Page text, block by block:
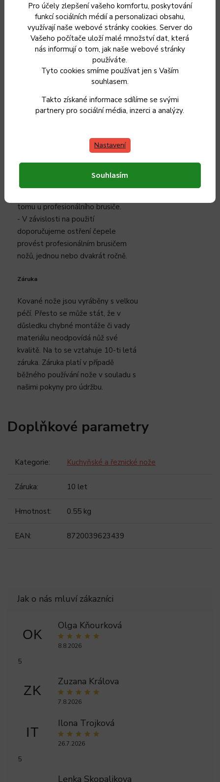
Pro účely zlepšení vašeho komfortu, poskytování
funkcí sociálních médií a personalizaci obsahu,
využívají naše webové stránky cookies. Server do
Vašeho počítače uloží malé množství dat, která
nás informují o tom, jak naše webové stránky
používáte.
Tyto cookies smíme používat jen s Vaším
souhlasem.
Takto získané informace sdílíme se svými
partnery pro sociální média, inzerci a analýzy.
Nastavení
Souhlasím
zeleniny, masa, ryb a chleba.
- Nepoužívejte nože ke krájení kostí
nebo mražených potravin.
- Přednostně používejte dřevěná
nebo plastová krájecí prkýnka, aby
nedošlo k poškození ostří.
- Nože lze ošetřit – naostřit pomocí
speciálně vyrobená pro tento účel.
ocílky odstraníte malé otřepy a
tomu u profesionálního brusiče.
- V závislosti na použití
doporučujeme ostření čepele
provést profesionálním brusičem
nožů, jednou nebo dvakrát ročně.
Záruka
Kované nože jsou vyráběny s velkou
péčí. Přesto se může stát, že v
důsledku chybné montáže či vady
materiálu neodpovídá nůž své
kvalitě. Na to se vztahuje 10-ti letá
záruka. Záruka platí v případě
běžného používání nože v souladu s
našimi pokyny pro údržbu.
Doplňkové parametry
Kategorie: Kuchyňské a řeznické nože
Záruka: 10 let
Hmotnost: 0.55 kg
EAN: 8720039623439
OK
Olga Kňourková
8.8.2026
5
ZK
Zuzana Králova
7.8.2026
IT
Ilona Trojková
26.7.2026
5
Lenka Skopalikova